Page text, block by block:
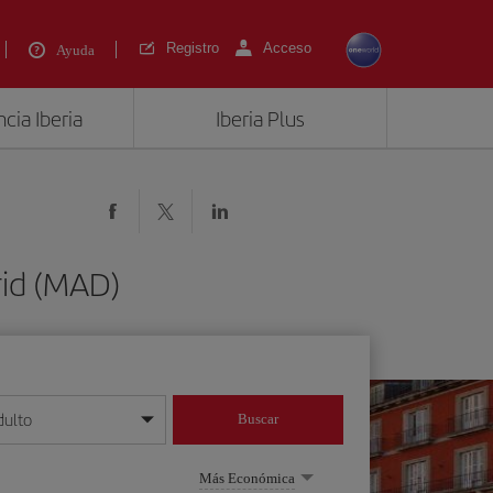
Ayuda Registro Acceso
Iberia Iberia Plus
(MAD)
mes/año
Buscar
Más Económica